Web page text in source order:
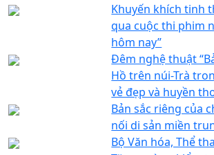
Khuyến khích tinh
qua cuộc thi phim
hôm nay”
Đêm nghệ thuật
Hồ trên núi-Trà
vẻ đẹp và huyền
Bản sắc riêng của
nối di sản miền
Bộ Văn hóa, Thể